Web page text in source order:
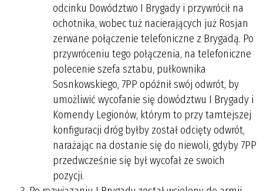
odcinku Dowództwo I Brygady i przywrócił na
ochotnika, wobec tuż nacierających już Rosjan
zerwane połączenie telefoniczne z Brygadą. Po
przywróceniu tego połączenia, na telefoniczne
polecenie szefa sztabu, pułkownika
Sosnkowskiego, 7PP opóźnił swój odwrót, by
umożliwić wycofanie się dowództwu I Brygady i
Komendy Legionów, którym to przy tamtejszej
konfiguracji dróg byłby został odcięty odwrót,
narażając na dostanie się do niewoli, gdyby 7PP
przedwcześnie się był wycofał ze swoich
pozycji.